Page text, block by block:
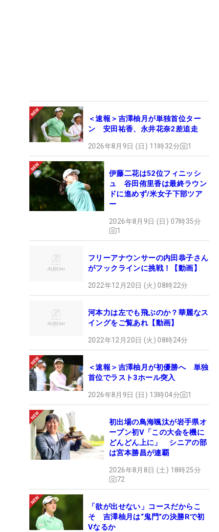
＜速報＞吉澤柚月が単独首位ター
ン 安田祐香、永井花奈2差追走
2026年8月9日 (日) 11時32分 1
伊藤二花は52位フィニッシ
ュ 谷田侑里香は最終ラウン
ドに進めず/米女子下部ツア
ー
2026年8月9日 (日) 07時35分
1
フリーアナウンサーの内田恭子さん
がフックラインに挑戦！【動画】
2022年12月20日 (火) 08時22分
河本力は左でも飛ぶのか？華麗なス
イングをご覧あれ【動画】
2022年12月20日 (火) 08時24分
＜速報＞吉澤柚月が初優勝へ 単独
首位でラスト3ホール突入
2026年8月9日 (日) 13時04分 1
初出場の鳥海颯汰が岩手県オ
ープン初V「この大会を機に
どんどん上に」 シニアの部
は宮本勝昌が連覇
2026年8月8日 (土) 18時25分
72
「欲が出せない」コースだからこ
そ 吉澤柚月は“鬼門”の決勝Rで初
Vなるか